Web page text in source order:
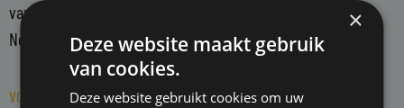
vanuit een onafhankelijke positie. Mr. richt zich op alle in
Nederland actieve juristen en WO-rechtenstudenten.
VOLG MR. OP SOCIAL MEDIA
×
Deze website maakt gebruik
van cookies.
Deze website gebruikt cookies om uw